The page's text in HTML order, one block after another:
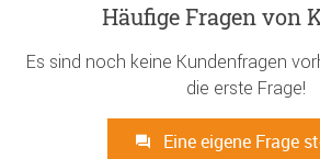
Häufige Fragen von
Es sind noch keine Kundenfragen
die erste Frage!
Eine eigene Frage